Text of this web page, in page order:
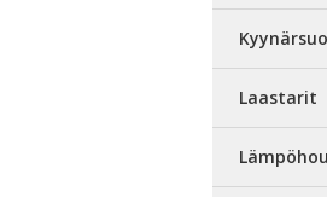
Laastarit